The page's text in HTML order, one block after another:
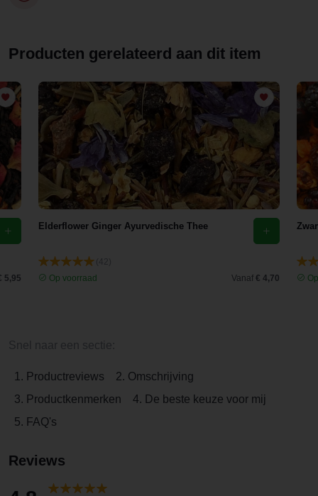
Producten gerelateerd aan dit item
5,95
Elderflower Ginger Ayurvedische Thee
Op voorraad
Vanaf € 4,70
1. Productreviews
2. Omschrijving
3. Productkenmerken
4. De beste keuze voor mij
5. FAQ's
Reviews